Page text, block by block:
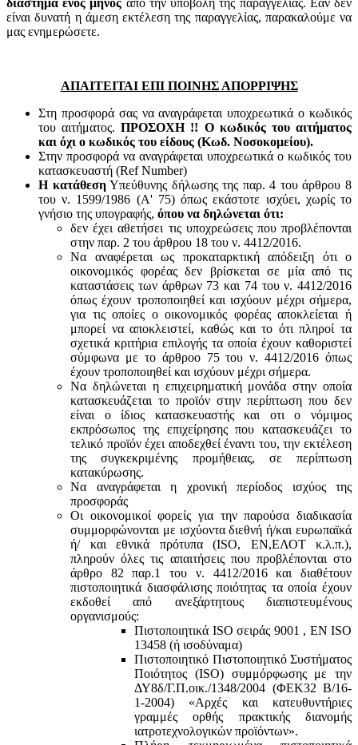
είναι δυνατή η άμεση εκτέλεση της παραγγελίας, παρακαλούμε να
μας ενημερώσετε.
ΑΠΑΙΤΕΙΤΑΙ ΕΠΙ ΠΟΙΝΗΣ ΑΠΟΡΡΙΨΗΣ
Στη προσφορά σας να αναγράφεται υποχρεωτικά ο κωδικός
του αιτήματος.ΠΡΟΣΟΧΗ !! Ο κωδικός του αιτήματος
και όχι ο κωδικός του είδους (Κωδ. Νοσοκομείου).
Στην προσφορά να αναγράφεται υποχρεωτικά ο κωδικός του
κατασκευαστή (Ref Number)
Η κατάθεσηΥπεύθυνης δήλωσης της παρ. 4 του άρθρου 8
του ν. 1599/1986 (Α' 75) όπως εκάστοτε ισχύει, χωρίς το
γνήσιο της υπογραφής, όπου να δηλώνεται ότι:
δεν έχει αθετήσει τις υποχρεώσεις που προβλέπονται
στην παρ. 2 του άρθρου 18 του ν. 4412/2016.
Να αναφέρεται ως προκαταρκτική απόδειξη ότι ο
οικονομικός φορέας δεν βρίσκεται σε μία από τις
καταστάσεις των άρθρων 73 και 74 του ν. 4412/2016
όπως έχουν τροποποιηθεί και ισχύουν μέχρι σήμερα,
για τις οποίες ο οικονομικός φορέας αποκλείεται ή
μπορεί να αποκλειστεί, καθώς και το ότι πληροί τα
σχετικά κριτήρια επιλογής τα οποία έχουν καθοριστεί
σύμφωνα με τo άρθροo 75 του ν. 4412/2016 όπως
έχουν τροποποιηθεί και ισχύουν μέχρι σήμερα.
Να δηλώνεται η επιχειρηματική μονάδα στην οποία
κατασκευάζεται το προϊόν στην περίπτωση που δεν
είναι ο ίδιος κατασκευαστής και oτι ο νόμιμος
εκπρόσωπος της επιχείρησης που κατασκευάζει το
τελικό προϊόν έχει αποδεχθεί έναντι του, την εκτέλεση
της συγκεκριμένης προμήθειας, σε περίπτωση
κατακύρωσης.
Να αναγράφεται η χρονική περίοδος ισχύος της
προσφοράς
Οι οικονομικοί φορείς για την παρούσα διαδικασία
συμμορφώνονται με ισχύοντα διεθνή ή/και ευρωπαϊκά
ή/ και εθνικά πρότυπα (ISO, ΕΝ,ΕΛΟΤ κ.λ.π.),
πληρούν όλες τις απαιτήσεις που προβλέπονται στο
άρθρο 82 παρ.1 του ν. 4412/2016 και διαθέτουν
πιστοποιητικά διασφάλισης ποιότητας τα οποία έχουν
εκδοθεί από ανεξάρτητους διαπιστευμένους
οργανισμούς:
Πιστοποιητικά ISO σειράς 9001 , ΕΝ ISO
13458 (ή ισοδύναμα)
Πιστοποιητικό Πιστοποιητικό Συστήματος
Ποιότητος (ISO) συμμόρφωσης με την
ΔΥ8δ/Γ.Π.οικ./1348/2004 (ΦΕΚ32 Β/16-
1-2004) «Αρχές και κατευθυντήριες
γραμμές ορθής πρακτικής διανομής
ιατροτεχνολογικών προϊόντων».